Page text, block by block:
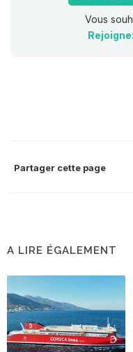
Vous
Partager cette page
A LIRE ÉGALEMENT